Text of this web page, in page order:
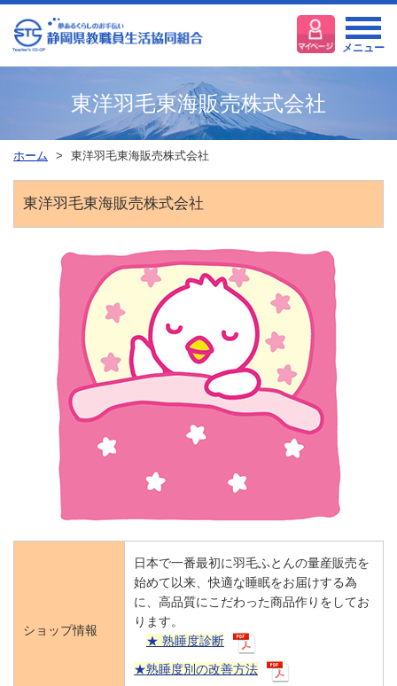
メニュー
東洋羽毛東海販売株式会社
ホーム 東洋羽毛東海販売株式会社
東洋羽毛東海販売株式会社
ショップ情報
日本で一番最初に羽毛ふとんの量産販売を
始めて以来、快適な睡眠をお届けする為
に、高品質にこだわった商品作りをしてお
ります。
★ 熟睡度診断
★熟睡度別の改善方法